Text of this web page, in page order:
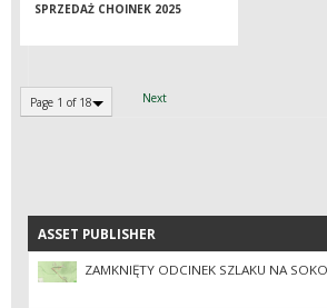
SPRZEDAŻ CHOINEK 2025
Page 1 of 18 Next
ASSET PUBLISHER
ASSET PUBLISHER
ZAMKNIĘTY ODCINEK SZLAKU NA